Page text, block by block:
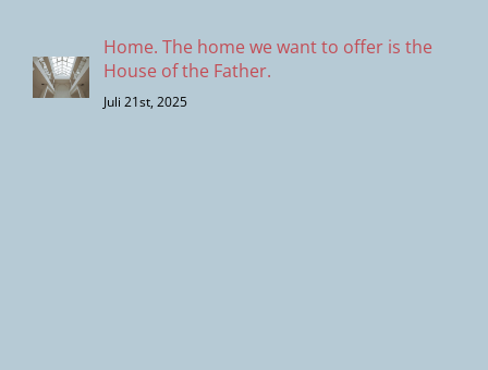
Home. The home we want to offer is the
House of the Father.
Juli 21st, 2025